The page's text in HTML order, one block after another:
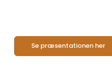
Se præsentationen her